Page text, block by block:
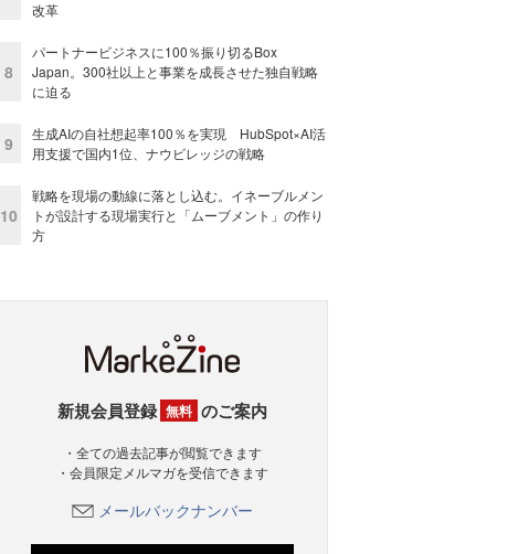
改革
8
パートナービジネスに100％振り切るBox
Japan。300社以上と事業を成長させた独自戦略
に迫る
9
生成AIの自社想起率100％を実現 HubSpot×AI活
用支援で国内1位、ナウビレッジの戦略
10
戦略を現場の動線に落とし込む。イネーブルメン
トが設計する現場実行と「ムーブメント」の作り
方
新規会員登録 無料 のご案内
・全ての過去記事が閲覧できます
・会員限定メルマガを受信できます
メールバックナンバー